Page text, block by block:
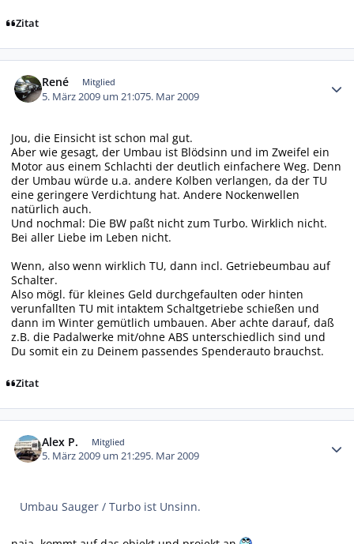
Zitat
René Mitglied
5. März 2009 um 21:075. Mar 2009
Jou, die Einsicht ist schon mal gut.
Aber wie gesagt, der Umbau ist Blödsinn und im Zweifel ein
Motor aus einem Schlachti der deutlich einfachere Weg. Denn
der Umbau würde u.a. andere Kolben verlangen, da der TU
eine geringere Verdichtung hat. Andere Nockenwellen
natürlich auch.
Und nochmal: Die BW paßt nicht zum Turbo. Wirklich nicht.
Bei aller Liebe im Leben nicht.
Wenn, also wenn wirklich TU, dann incl. Getriebeumbau auf
Schalter.
Also mögl. für kleines Geld durchgefaulten oder hinten
verunfallten TU mit intaktem Schaltgetriebe schießen und
dann im Winter gemütlich umbauen. Aber achte darauf, daß
z.B. die Padalwerke mit/ohne ABS unterschiedlich sind und
Du somit ein zu Deinem passendes Spenderauto brauchst.
Zitat
Alex P. Mitglied
5. März 2009 um 21:295. Mar 2009
Umbau Sauger / Turbo ist Unsinn.